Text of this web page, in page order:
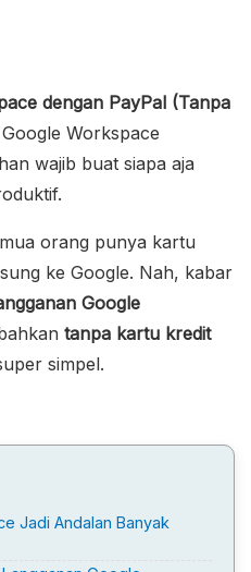
dengan PayPal (Tanpa
Workspace
wajib buat siapa aja
orang punya kartu
ke Google. Nah, kabar
Google
tanpa kartu kredit
simpel.
Jadi Andalan Banyak